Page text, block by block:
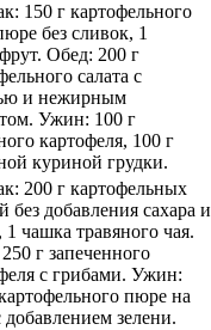
150 г картофельного
без сливок, 1
Обед: 200 г
салата с
и нежирным
Ужин: 100 г
картофеля, 100 г
куриной грудки.
200 г картофельных
без добавления сахара и
1 чашка травяного чая.
г запеченного
с грибами. Ужин:
пюре на
добавлением зелени.